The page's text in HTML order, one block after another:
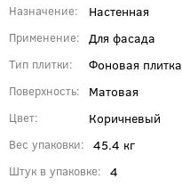
Назначение Настенная
Применение Для фасада
Тип плитки Фоновая плитка
Поверхность Матовая
Цвет Коричневый
Вес упаковки 45.4 кг
Штук в упаковке 4